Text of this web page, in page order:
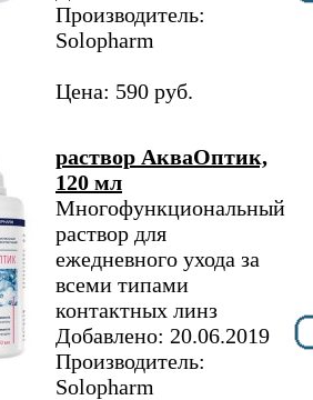
Производитель:
Solopharm
Цена: 590 руб.
раствор АкваОптик,
120 мл
Многофункциональный
раствор для
ежедневного ухода за
всеми типами
контактных линз
Добавлено: 20.06.2019
Производитель:
Solopharm